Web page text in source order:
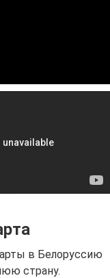
в Белоруссию
страну.